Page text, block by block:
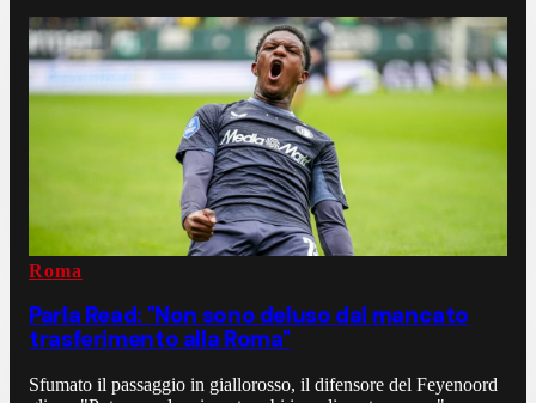
Roma
Parla Read: "Non sono deluso dal mancato
trasferimento alla Roma"
Sfumato il passaggio in giallorosso, il difensore del Feyenoord